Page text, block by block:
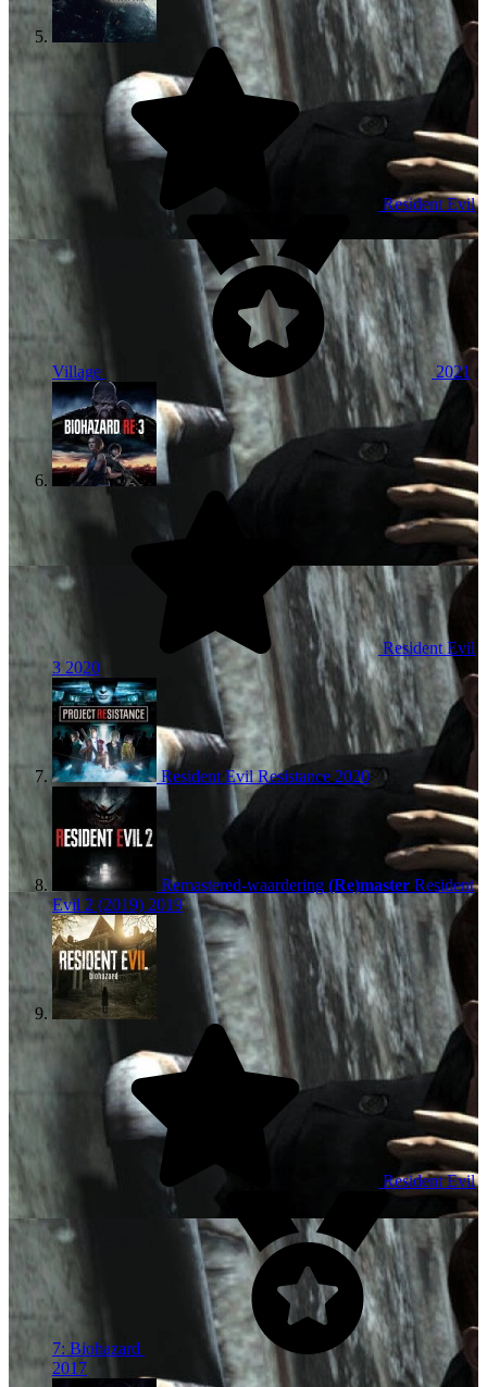
Resident Evil
Village 2021
Resident Evil
3 2020
Resident Evil Resistance 2020
Remastered-waardering (Re)master Resident
Evil 2 (2019) 2019
Resident Evil
7: Biohazard
2017